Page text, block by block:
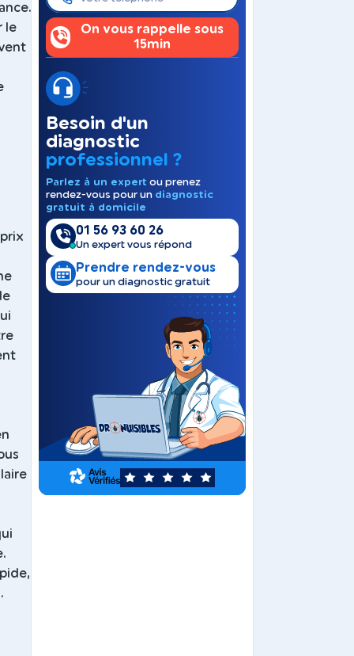
le
On vous rappelle sous
15min
Besoin d'un
diagnostic
professionnel ?
Parlez à un expert ou prenez
rendez-vous pour un diagnostic
gratuit à domicile
01 56 93 60 26
Un expert vous répond
Prendre rendez-vous
pour un diagnostic gratuit
5